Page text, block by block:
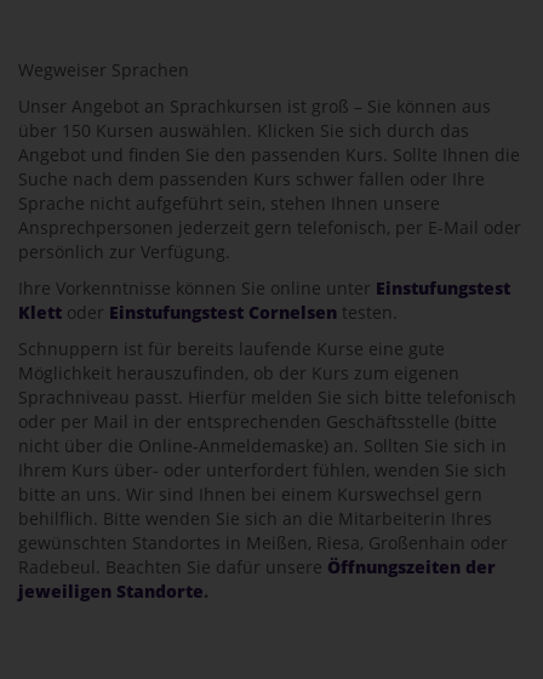
Wegweiser Sprachen
Unser Angebot an Sprachkursen ist groß – Sie können aus
über 150 Kursen auswählen. Klicken Sie sich durch das
Angebot und finden Sie den passenden Kurs. Sollte Ihnen die
Suche nach dem passenden Kurs schwer fallen oder Ihre
Sprache nicht aufgeführt sein, stehen Ihnen unsere
Ansprechpersonen jederzeit gern telefonisch, per E-Mail oder
persönlich zur Verfügung.
Ihre Vorkenntnisse können Sie online unter Einstufungstest
Klett oder Einstufungstest Cornelsen testen.
Schnuppern ist für bereits laufende Kurse eine gute
Möglichkeit herauszufinden, ob der Kurs zum eigenen
Sprachniveau passt. Hierfür melden Sie sich bitte telefonisch
oder per Mail in der entsprechenden Geschäftsstelle (bitte
nicht über die Online-Anmeldemaske) an. Sollten Sie sich in
Ihrem Kurs über- oder unterfordert fühlen, wenden Sie sich
bitte an uns. Wir sind Ihnen bei einem Kurswechsel gern
behilflich. Bitte wenden Sie sich an die Mitarbeiterin Ihres
gewünschten Standortes in Meißen, Riesa, Großenhain oder
Radebeul. Beachten Sie dafür unsere Öffnungszeiten der
jeweiligen Standorte.